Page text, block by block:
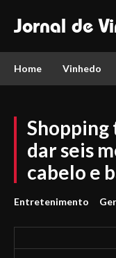
Jornal de
Home Vinhedo
Shopping
dar seis
cabelo e
Entretenimento